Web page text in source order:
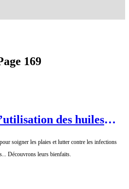
169
des huiles
soigner les plaies et lutter contre les infections
Découvrons leurs bienfaits.